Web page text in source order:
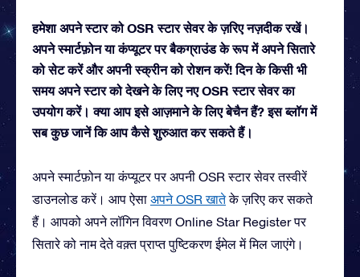
हमेशा अपने स्टार को OSR स्टार सेवर के ज़रिए नज़दीक रखें।
अपने स्मार्टफ़ोन या कंप्यूटर पर बैकग्राउंड के रूप में अपने सितारे
को सेट करें और अपनी स्क्रीन को रोशन करें! दिन के किसी भी
समय अपने स्टार को देखने के लिए नए OSR स्टार सेवर का
उपयोग करें। क्या आप इसे आज़माने के लिए बेचैन हैं? इस ब्लॉग में
सब कुछ जानें कि आप कैसे शुरुआत कर सकते हैं।
अपने स्मार्टफ़ोन या कंप्यूटर पर अपनी OSR स्टार सेवर तस्वीरें
डाउनलोड करें। आप ऐसा अपने OSR खातेके ज़रिए कर सकते
हैं। आपको अपने लॉगिन विवरण Online Star Register पर
सितारे को नाम देते वक़्त प्राप्त पुष्टिकरण ईमेल में मिल जाएंगे।